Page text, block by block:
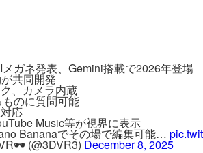
メガネ発表、Gemini搭載で2026年登場
共同開発
、カメラ内蔵
ものに質問可能
応
Music等が視界に表示
Bananaでその場で編集可能…
(@3DVR3) December 8, 2025